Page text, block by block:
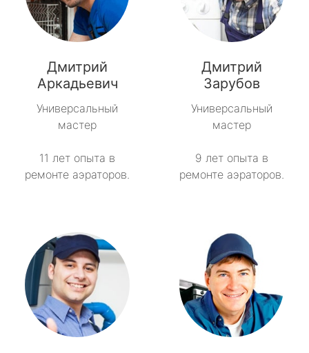
Дмитрий
Аркадьевич
Универсальный
мастер
11 лет опыта в
ремонте аэраторов.
Дмитрий
Зарубов
Универсальный
мастер
9 лет опыта в
ремонте аэраторов.